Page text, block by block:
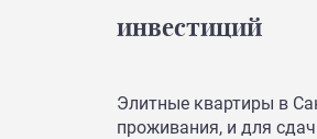
инвестиций
Элитные квартиры в
проживания, и для